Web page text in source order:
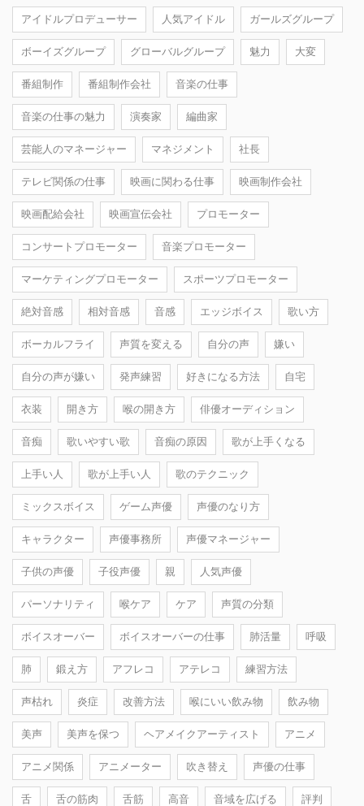
アイドルプロデューサー 人気アイドル ガールズグループ
ボーイズグループ グローバルグループ 魅力 大変
番組制作 番組制作会社 音楽の仕事
音楽の仕事の魅力 演奏家 編曲家
芸能人のマネージャー マネジメント 社長
テレビ関係の仕事 映画に関わる仕事 映画制作会社
映画配給会社 映画宣伝会社 プロモーター
コンサートプロモーター 音楽プロモーター
マーケティングプロモーター スポーツプロモーター
絶対音感 相対音感 音感 エッジボイス 歌い方
ボーカルフライ 声質を変える 自分の声 嫌い
自分の声が嫌い 発声練習 好きになる方法 自宅
衣装 開き方 喉の開き方 俳優オーディション
音痴 歌いやすい歌 音痴の原因 歌が上手くなる
上手い人 歌が上手い人 歌のテクニック
ミックスボイス ゲーム声優 声優のなり方
キャラクター 声優事務所 声優マネージャー
子供の声優 子役声優 親 人気声優
パーソナリティ 喉ケア ケア 声質の分類
ボイスオーバー ボイスオーバーの仕事 肺活量 呼吸
肺 鍛え方 アフレコ アテレコ 練習方法
声枯れ 炎症 改善方法 喉にいい飲み物 飲み物
美声 美声を保つ ヘアメイクアーティスト アニメ
アニメ関係 アニメーター 吹き替え 声優の仕事
舌 舌の筋肉 舌筋 高音 音域を広げる 評判